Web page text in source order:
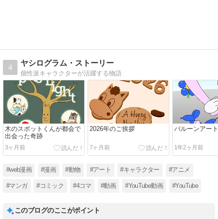
4
ヤシログラム・ストーリー
個性派キャラクターが活躍する物語
木のスポットくんが都会で
出会った奇跡
3ヶ月前
2026年のご挨拶
7ヶ月前
バルーンアート
1年2ヶ月前
#web漫画 #漫画 #動物 #アート #キャラクター #アニメ
#マンガ #コミック #4コマ #動画 #YouTube動画 #YouTube
このブログのここがポイント